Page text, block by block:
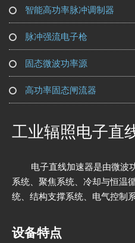
智能高功率脉冲调制器
脉冲强流电子枪
固态微波功率源
高功率固态闸流器
工业辐照电子直
电子直线加速器是由微波
系统、聚焦系统、冷却与恒温
统、结构支撑系统、电气控制系
设备特点